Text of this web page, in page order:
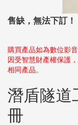
售缺，無法下訂！
購買產品如為數位影
因受智慧財產權保護
相同產品。
潛盾隧道
冊